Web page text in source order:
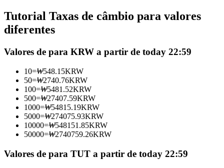
Torne-se um Trader de Cópias
Desfrute da partilha de lucros e comissões de copy trading
Tutorial Taxas de câmbio para valores
diferentes
Valores de para KRW a partir de today 22:59
10=₩548.15KRW
50=₩2740.76KRW
100=₩5481.52KRW
500=₩27407.59KRW
1000=₩54815.19KRW
5000=₩274075.93KRW
10000=₩548151.85KRW
50000=₩2740759.26KRW
Valores de para TUT a partir de today 22:59